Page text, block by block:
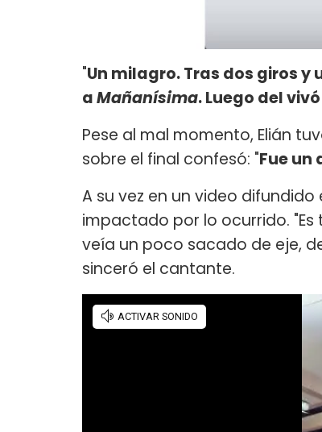
"Un milagro. Tras dos giros
aMañanísima. Luego del
Pese al mal momento, Elián
sobre el final confesó: "Fue un
A su vez en un video difundido
impactado por lo ocurrido. "Es
veía un poco sacado de eje,
sinceró el cantante.